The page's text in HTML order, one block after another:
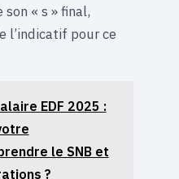
« s » final,
l’indicatif pour ce
EDF 2025 :
le SNB et
?